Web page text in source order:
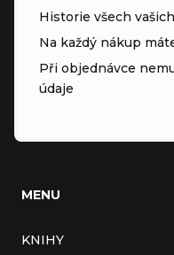
Historie všech
Na každý nákup
Při objednávce
údaje
MENU
KNIHY